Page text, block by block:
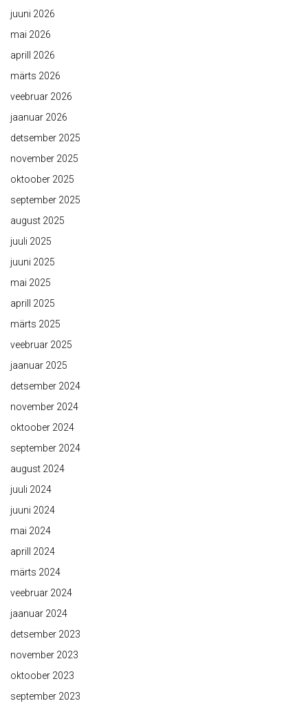
juuni 2026
mai 2026
aprill 2026
märts 2026
veebruar 2026
jaanuar 2026
detsember 2025
november 2025
oktoober 2025
september 2025
august 2025
juuli 2025
juuni 2025
mai 2025
aprill 2025
märts 2025
veebruar 2025
jaanuar 2025
detsember 2024
november 2024
oktoober 2024
september 2024
august 2024
juuli 2024
juuni 2024
mai 2024
aprill 2024
märts 2024
veebruar 2024
jaanuar 2024
detsember 2023
november 2023
oktoober 2023
september 2023